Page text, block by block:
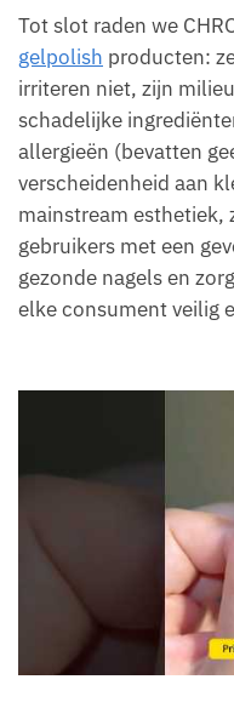
Tot slot raden we
gelpolish producten:
irriteren niet, zijn
schadelijke
allergieën (bevatten
verscheidenheid aan
mainstream esthetiek,
gebruikers met een
gezonde nagels en
elke consument veilig